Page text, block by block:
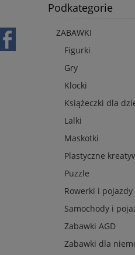
Podkategorie
ZABAWKI
Figurki
Gry
Klocki
Książeczki dla
Lalki
Maskotki
Plastyczne
Puzzle
Rowerki i pojazdy
Samochody i
Zabawki AGD
Zabawki dla